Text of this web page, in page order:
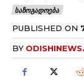
ᲡᲐᲖᲝᲒᲐᲓᲝᲔᲑᲐ
PUBLISHED ON
BY